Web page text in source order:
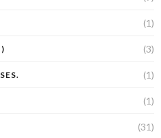
(1)
(3)
(1)
(1)
(31)